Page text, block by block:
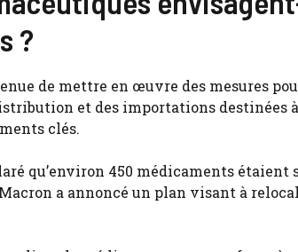
?
de mettre en œuvre des mesures
et des importations destinées à
clés.
qu’environ 450 médicaments étaient
a annoncé un plan visant à